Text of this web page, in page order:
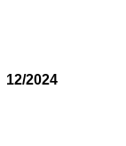
12/2024